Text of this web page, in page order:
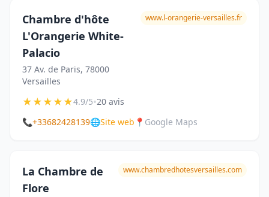
Chambre d'hôte
L'Orangerie White-
Palacio
37 Av. de Paris, 78000
Versailles
www.l-orangerie-versailles.fr
★★★★★4.9/5•20 avis
📞+33682428139🌐Site web 📍 Google Maps
La Chambre de
Flore
www.chambredhotesversailles.com